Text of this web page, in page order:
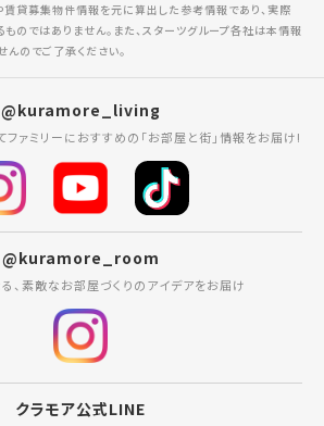
賃貸募集物件情報を元に算出した参考情報であり、実際
のではありません。また、スターツグループ各社は本情報
のでご了承ください。
@kuramore_living
ァミリーにおすすめの「お部屋と街」情報をお届け!
@kuramore_room
、素敵なお部屋づくりのアイデアをお届け
クラモア公式LINE